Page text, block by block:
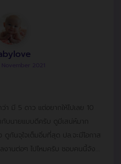
มี 5 ดาว แต่อยากให้ไปเลย 10
กับนายแบบดีครับ ดูมีเสน่ห์มาก
ดูกันจุใจเต็มอิ่มที่สุด ปล.จะมีโอกาส
งานต่อๆ ไปไหมครับ ชอบคนนี้จัง...